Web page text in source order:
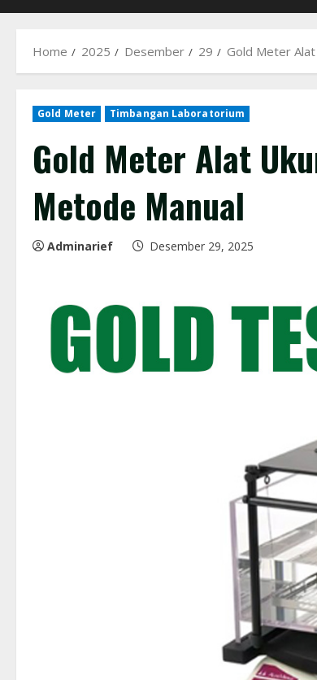
Home 2025 Desember 29 Gold Meter
Gold Meter Timbangan Laboratorium
Gold Meter Alat
Metode Manual
Adminarief Desember 29, 2025